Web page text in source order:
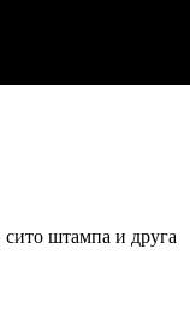
штампа и друга